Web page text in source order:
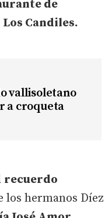
de
Los Candiles.
vallisoletano
a croqueta
recuerdo
los hermanos Díez